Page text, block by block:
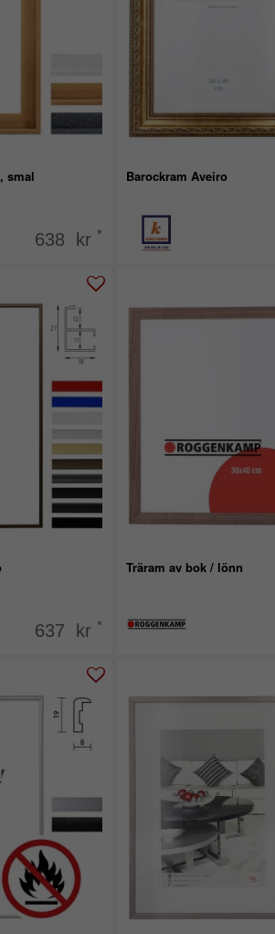
smal
638 kr *
Barockram Aveiro
637 kr *
Träram av bok / lönn